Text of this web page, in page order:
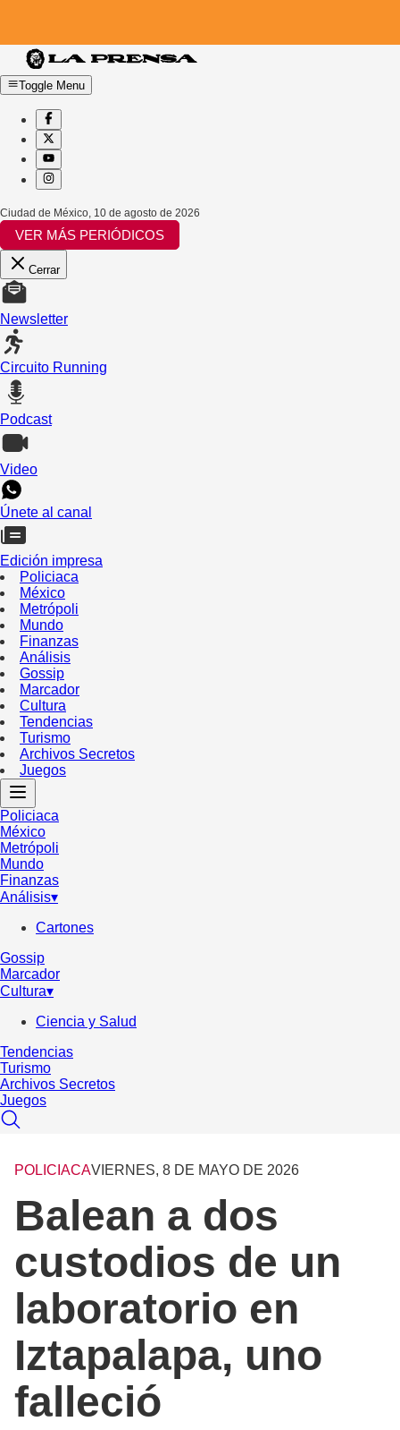
Toggle Menu
Ciudad de México 10 de agosto de 2026
VER MÁS PERIÓDICOS
Cerrar
Newsletter
Circuito Running
Podcast
Video
Únete al canal
Edición impresa
Policiaca
México
Metrópoli
Mundo
Finanzas
Análisis
Gossip
Marcador
Cultura
Tendencias
Turismo
Archivos Secretos
Juegos
Policiaca
México
Metrópoli
Mundo
Finanzas
Análisis▾
Cartones
Gossip
Marcador
Cultura▾
Ciencia y Salud
Tendencias
Turismo
Archivos Secretos
Juegos
POLICIACAVIERNES, 8 DE MAYO DE 2026
Balean a dos
custodios de un
laboratorio en
Iztapalapa, uno
falleció